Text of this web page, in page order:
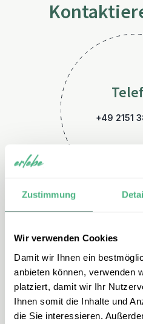
Zustimmung
Wir verwenden Cookies
Damit wir Ihnen ein
anbieten können, verwenden
platziert, damit wir Ihr
Ihnen somit die Inhalte und
die Sie interessieren.
+49 2151
E-